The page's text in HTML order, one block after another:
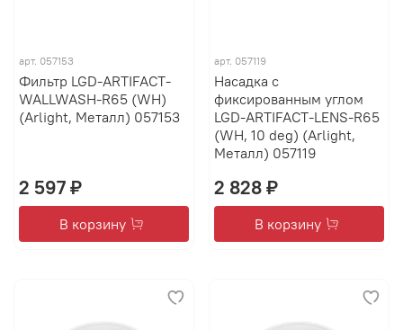
арт. 057153
Фильтр LGD-ARTIFACT-
WALLWASH-R65 (WH)
(Arlight, Металл) 057153
2 597 ₽
В корзину
арт. 057119
Насадка с
фиксированным углом
LGD-ARTIFACT-LENS-R65
(WH, 10 deg) (Arlight,
Металл) 057119
2 828 ₽
В корзину